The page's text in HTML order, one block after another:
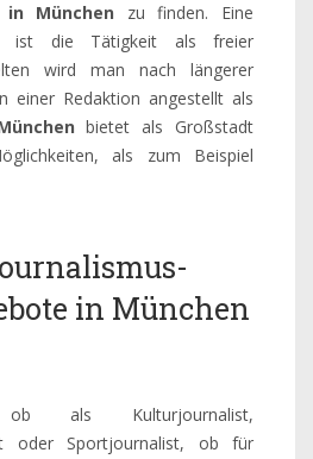
in München zu finden. Eine
ist die Tätigkeit als freier
wird man nach längerer
einer Redaktion angestellt als
bietet als Großstadt
als zum Beispiel
in München
als Kulturjournalist,
oder Sportjournalist, ob für